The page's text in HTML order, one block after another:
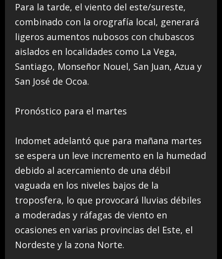
Para la tarde, el viento del este/sureste,
combinado con la orografía local, generará
ligeros aumentos nubosos con chubascos
aislados en localidades como La Vega,
Santiago, Monseñor Nouel, San Juan, Azua y
San José de Ocoa.
Pronóstico para el martes
Indomet adelantó que para mañana martes
se espera un leve incremento en la humedad
debido al acercamiento de una débil
vaguada en los niveles bajos de la
troposfera, lo que provocará lluvias débiles
a moderadas y ráfagas de viento en
ocasiones en varias provincias del Este, el
Nordeste y la zona Norte.